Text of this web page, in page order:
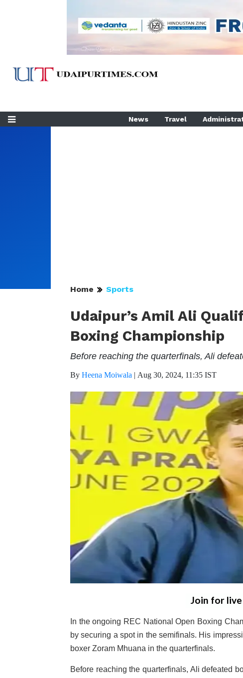
News Travel
Home Sports
Udaipur’s Amil Ali
Boxing Championship
Before reaching the quarterfinals, Ali
By Heena Moiwala | Aug 30, 2024, 11:35 IST
Join for
In the ongoing REC National Open Boxing
by securing a spot in the semifinals. His
boxer Zoram Mhuana in the quarterfinals.
Before reaching the quarterfinals, Ali defeated